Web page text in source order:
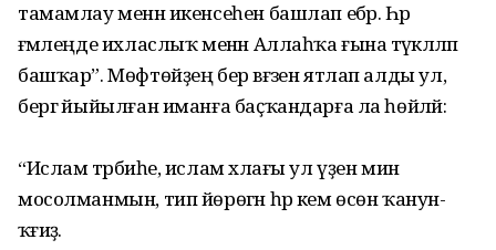
тамамлау менән икенсеһен башлап ебәр. Һәр
ғәмәлеңде ихласлыҡ менән Аллаһҡа ғына тәүәкәлләп
башҡар”. Мөфтөйҙең бер вәғәзен ятлап алды ул,
бергә йыйылған иманға баҫҡандарға ла һөйләй:
“Ислам тәрбиәһе, ислам әхлағы ул үҙен мин
мосолманмын, тип йөрөгән һәр кем өсөн ҡанун-
ҡәғиҙә.